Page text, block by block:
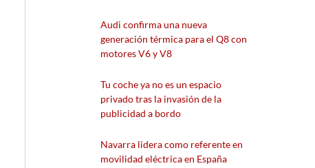
Audi confirma una nueva
generación térmica para el Q8 con
motores V6 y V8
Tu coche ya no es un espacio
privado tras la invasión de la
publicidad a bordo
Navarra lidera como referente en
movilidad eléctrica en España